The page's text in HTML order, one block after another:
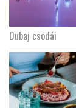
Dubaj csodái